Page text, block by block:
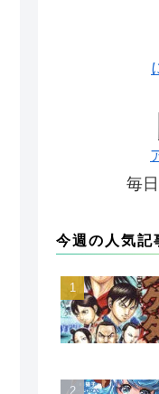
毎
今週の人気記